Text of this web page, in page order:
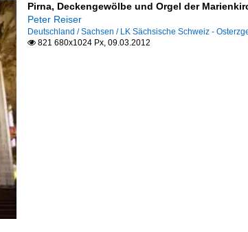
Pirna, Deckengewölbe und Orgel der
Peter Reiser
Deutschland / Sachsen / LK Sächsische Schweiz -
821 680x1024 Px, 09.03.2012